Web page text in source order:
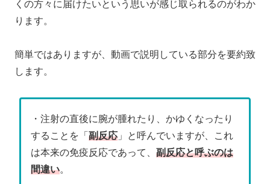
くの方々に届けたいという思いが感じ取られるのがわか
ります。
簡単ではありますが、動画で説明している部分を要約致
します。
・注射の直後に腕が腫れたり、かゆくなったり
することを「 副反応 」と呼んでいますが、これ
は本来の免疫反応であって、 副反応と呼ぶのは
間違い。